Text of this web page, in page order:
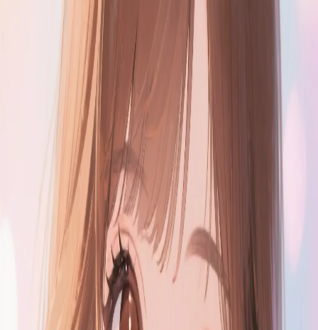
創造值得分享的快樂。
使用 Google 登入